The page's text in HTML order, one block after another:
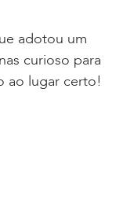
adotou um
curioso para
ao lugar certo!